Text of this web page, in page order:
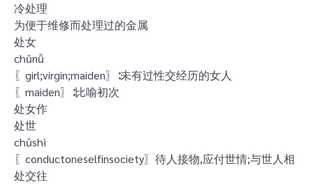
冷处理
为便于维修而处理过的金属
处女
chǔnǚ
〖girl;virgin;maiden〗∶未有过性交经历的女人
〖maiden〗∶比喻初次
处女作
处世
chǔshì
〖conductoneselfinsociety〗待人接物,应付世情;与世人相
处交往